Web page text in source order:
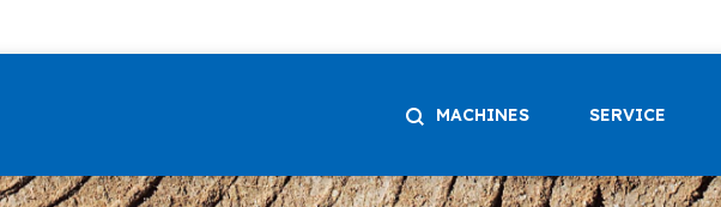
MACHINES SERVICE